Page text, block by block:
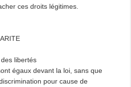
ces droits légitimes.
libertés
égaux devant la loi, sans que
pour cause de